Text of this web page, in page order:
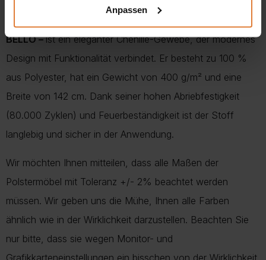
Anpassen
BELLO –ist ein eleganter Chenille-Gewebe, der modernes
Design mit Funktionalität verbindet. Er besteht zu 100 %
aus Polyester, hat ein Gewicht von 400 g/m² und eine
Breite von 142 cm. Dank seiner hohen Abriebfestigkeit
(80.000 Zyklen) und Feuerbeständigkeit ist der Stoff
langlebig und sicher in der Anwendung.
Wir möchten Ihnen mitteilen, dass alle Maßen der
Polstermöbel mit Toleranz +/- 2% beachtet werden
müssen. Wir geben uns die Mühe, Ihnen alle Farben
ähnlich wie in der Wirklichkeit darzustellen. Beachten Sie
nur bitte, dass sie wegen Monitor- und
Grafikkarteneinstellungen ein bisschen von der Wirklichkeit